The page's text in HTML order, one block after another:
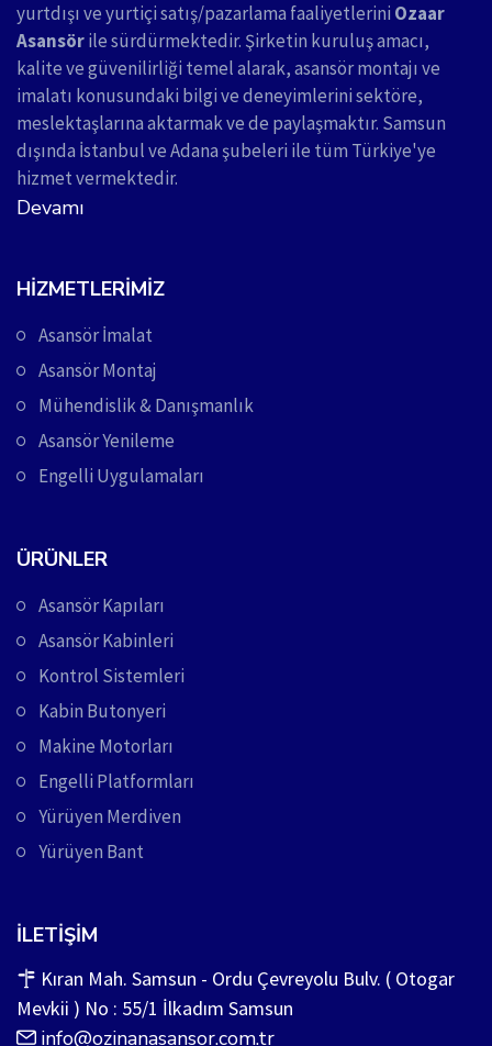
yurtdışı ve yurtiçi satış/pazarlama faaliyetlerini Ozaar
Asansörile sürdürmektedir. Şirketin kuruluş amacı,
kalite ve güvenilirliği temel alarak, asansör montajı ve
imalatı konusundaki bilgi ve deneyimlerini sektöre,
meslektaşlarına aktarmak ve de paylaşmaktır. Samsun
dışında İstanbul ve Adana şubeleri ile tüm Türkiye'ye
hizmet vermektedir.
Devamı
HIZMETLERIMIZ
Asansör İmalat
Asansör Montaj
Mühendislik & Danışmanlık
Asansör Yenileme
Engelli Uygulamaları
ÜRÜNLER
Asansör Kapıları
Asansör Kabinleri
Kontrol Sistemleri
Kabin Butonyeri
Makine Motorları
Engelli Platformları
Yürüyen Merdiven
Yürüyen Bant
İLETIŞIM
Kıran Mah. Samsun - Ordu Çevreyolu Bulv. ( Otogar
Mevkii ) No : 55/1 İlkadım Samsun
info@ozinanasansor.com.tr